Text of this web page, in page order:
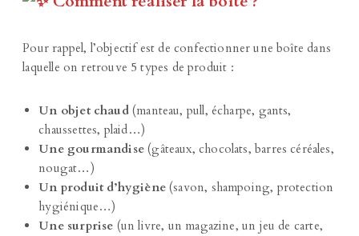
Pour rappel, l’objectif est de confectionner une boîte dans
laquelle on retrouve 5 types de produit :
Un objet chaud(manteau, pull, écharpe, gants,
chaussettes, plaid…)
Une gourmandise (gâteaux, chocolats, barres céréales,
nougat…)
Un produit d’hygiène(savon, shampoing, protection
hygiénique…)
Une surprise (un livre, un magazine, un jeu de carte,